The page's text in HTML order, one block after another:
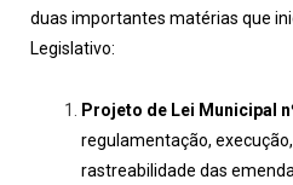
duas importantes matérias que
Legislativo:
Projeto de Lei Municipal
regulamentação,
rastreabilidade das